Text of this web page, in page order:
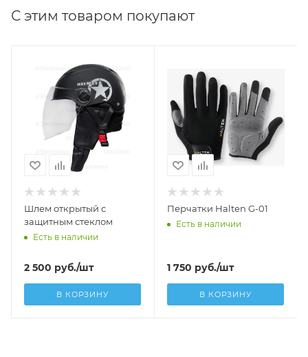
С этим товаром покупают
Шлем открытый с
защитным стеклом
Есть в наличии
2 500 руб./шт
В КОРЗИНУ
Перчатки Halten G-01
Есть в наличии
1 750 руб./шт
В КОРЗИНУ